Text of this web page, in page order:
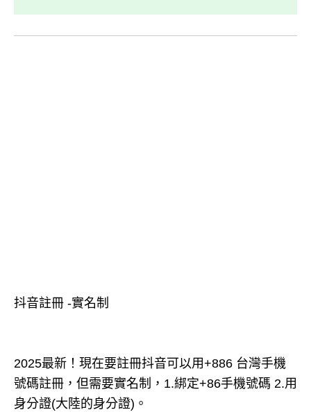
抖音註冊 -實名制
2025最新！現在要註冊抖音可以用+886 台灣手機
號碼註冊，但需要實名制，1.綁定+86手機號碼 2.用
身分證(大陸的身分證)。